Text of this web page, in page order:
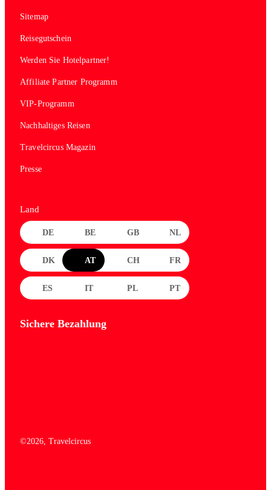
Sitemap
Reisegutschein
Werden Sie Hotelpartner!
Affiliate Partner Programm
VIP-Programm
Nachhaltiges Reisen
Travelcircus Magazin
Presse
Land
DE BE GB NL
DK AT CH FR
ES IT PL PT
Sichere Bezahlung
©2026 , Travelcircus